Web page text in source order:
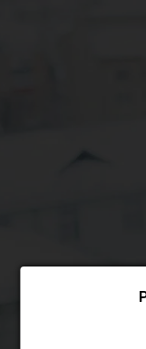
Wybierz